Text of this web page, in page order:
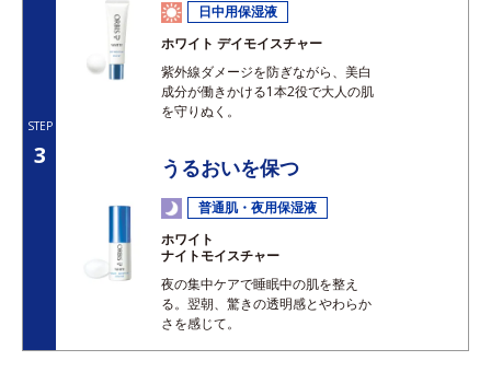
STEP
3
日中用保湿液
ホワイト デイモイスチャー
紫外線ダメージを防ぎながら、美白
成分が働きかける1本2役で大人の肌
を守りぬく。
うるおいを保つ
普通肌・夜用保湿液
ホワイト
ナイトモイスチャー
夜の集中ケアで睡眠中の肌を整え
る。翌朝、驚きの透明感とやわらか
さを感じて。